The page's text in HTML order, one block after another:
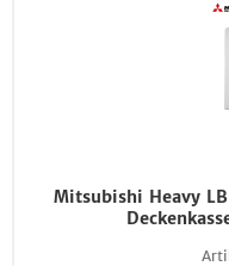
Mitsubishi Heavy